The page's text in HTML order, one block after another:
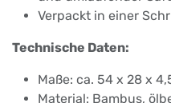
Verpackt in einer
Technische Daten:
Maße: ca. 54 x 28 x
Material: Bambus,